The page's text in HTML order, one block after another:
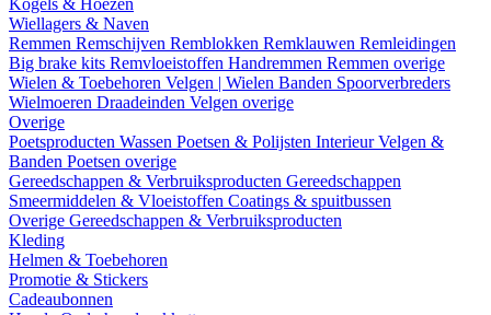
Kogels & Hoezen
Wiellagers & Naven
Remmen Remschijven Remblokken Remklauwen Remleidingen
Big brake kits Remvloeistoffen Handremmen Remmen overige
Wielen & Toebehoren Velgen | Wielen Banden Spoorverbreders
Wielmoeren Draadeinden Velgen overige
Overige
Poetsproducten Wassen Poetsen & Polijsten InterieurVelgen &
Banden Poetsen overige
Gereedschappen & Verbruiksproducten Gereedschappen
Smeermiddelen & Vloeistoffen Coatings & spuitbussen
Overige Gereedschappen & Verbruiksproducten
Kleding
Helmen & Toebehoren
Promotie & Stickers
Cadeaubonnen